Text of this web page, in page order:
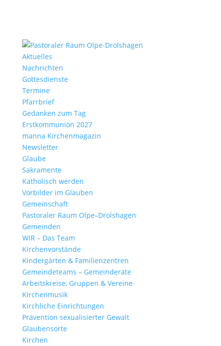
Aktu­elles
Nach­richten
Gottes­dienste
Termine
Pfarr­brief
Gedanken zum Tag
Erst­kom­mu­nion 2027
manna Kirchen­ma­gazin
News­letter
Glaube
Sakra­mente
Katho­lisch werden
Vorbilder im Glauben
Gemein­schaft
Pasto­raler Raum Olpe–Drolshagen
Gemeinden
WIR – Das Team
Kirchen­vor­stände
Kinder­gärten & Familienzentren
Gemein­de­teams – Gemeinderäte
Arbeits­kreise, Gruppen & Vereine
Kirchen­musik
Kirch­liche Einrichtungen
Präven­tion sexua­li­sierter Gewalt
Glau­ben­s­orte
Kirchen